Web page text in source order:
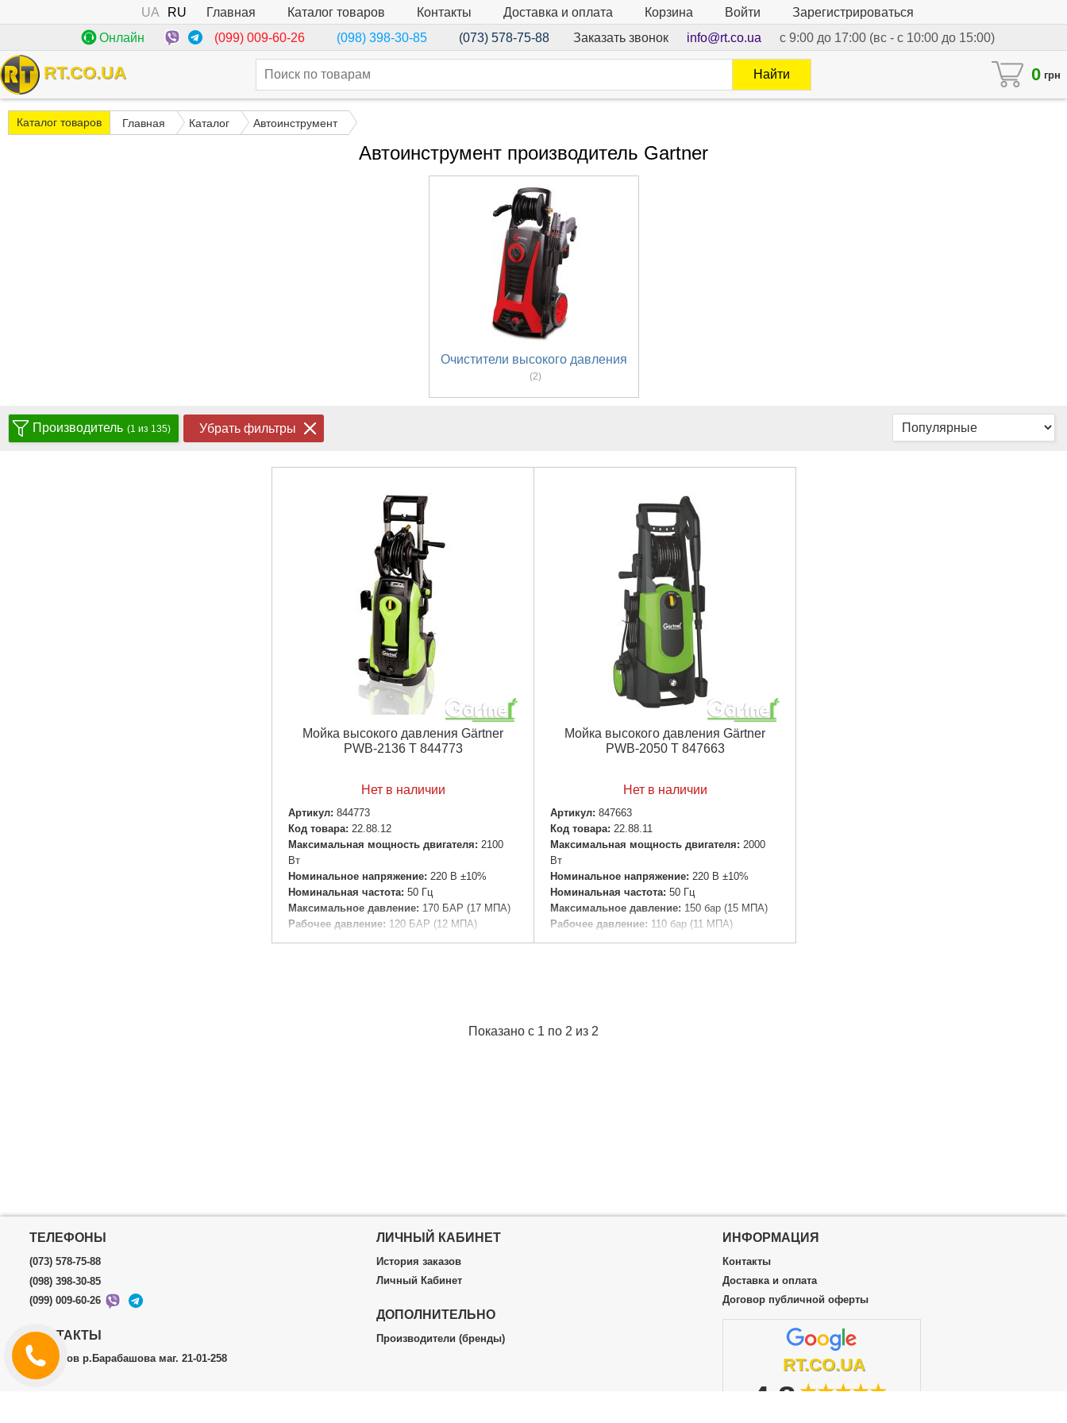
UA RU Главная Каталог товаров Контакты Доставка и оплата Корзина Войти
Зарегистрироваться
Онлайн
(099) 009-60-26 (098) 398-30-85 (073) 578-75-88 Заказать звонок info@rt.co.ua с 9:00 до 17:00 (вс - с 10:00 до 15:00)
RT.CO.UA 0 грн
Найти
Каталог товаров Главная Каталог Автоинструмент
Автоинструмент производитель Gartner
Очистители высокого давления
(2)
Производитель (1 из 135) Убрать фильтры
Мойка высокого давления Gärtner
PWВ-2136 T 844773
Нет в наличии
Артикул: 844773
Код товара: 22.88.12
Максимальная мощность двигателя: 2100
Вт
Номинальное напряжение: 220 В ±10%
Номинальная частота: 50 Гц
Максимальное давление: 170 БАР (17 МПА)
Рабочее давление: 120 БАР (12 МПА)
Производительность: 360 л/ч (6 л/мин)
Мойка высокого давления Gärtner
PWB-2050 T 847663
Нет в наличии
Артикул: 847663
Код товара: 22.88.11
Максимальная мощность двигателя: 2000
Вт
Номинальное напряжение: 220 В ±10%
Номинальная частота: 50 Гц
Максимальное давление: 150 бар (15 МПА)
Рабочее давление: 110 бар (11 МПА)
Производительность: 360 л/ч (6 Л/МИН)
Показано с 1 по 2 из 2
ТЕЛЕФОНЫ
(073) 578-75-88
(098) 398-30-85
(099) 009-60-26
КОНТАКТЫ
г.Харьков р.Барабашова маг. 21-01-258
ЛИЧНЫЙ КАБИНЕТ
История заказов
Личный Кабинет
ДОПОЛНИТЕЛЬНО
Производители (бренды)
ИНФОРМАЦИЯ
Контакты
Доставка и оплата
Договор публичной оферты
RT.CO.UA
4.8 ★★★★★